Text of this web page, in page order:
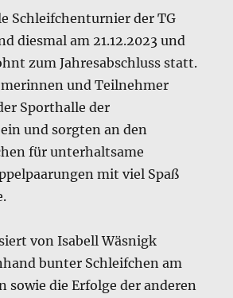
Schleifchenturnier der TG
diesmal am 21.12.2023 und
zum Jahresabschluss statt.
und Teilnehmer
Sporthalle der
und sorgten an den
für unterhaltsame
mit viel Spaß
von Isabell Wäsnigk
bunter Schleifchen am
sowie die Erfolge der anderen